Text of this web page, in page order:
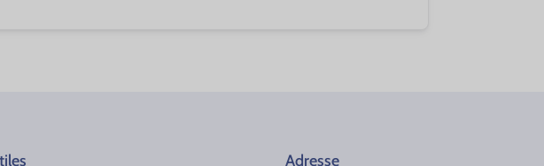
Adresse